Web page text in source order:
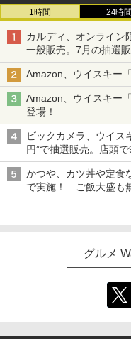
1時間 24時間
カルディ、オンライン
一般販売。7月の抽選
Amazon、ウイスキー
Amazon、ウイスキー
登場！
ビックカメラ、ウイス
円”で抽選販売。店頭
かつや、カツ丼や定食
で実施！ ご飯大盛も
グルメ